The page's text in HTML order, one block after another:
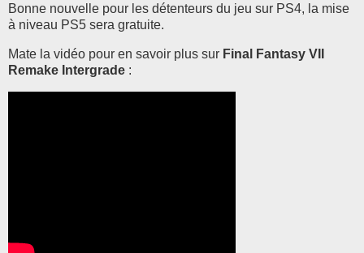
Bonne nouvelle pour les détenteurs du jeu sur PS4, la mise
à niveau PS5 sera gratuite.
Mate la vidéo pour en savoir plus sur Final Fantasy VII
Remake Intergrade :